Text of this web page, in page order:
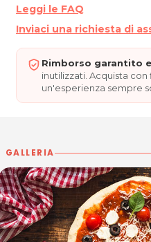
Leggi le FAQ
Inviaci una richiesta di
Rimborso garantito
inutilizzati. Acquista
un'esperienza sempre
GALLERIA